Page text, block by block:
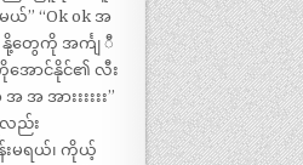
” “Ok ok အ
နို့တွေကို အင်္ကျ
ောင်နိုင်၏ လီး
အားးးးးး”
လည်း
းမရယ်၊ ကိုယ့်